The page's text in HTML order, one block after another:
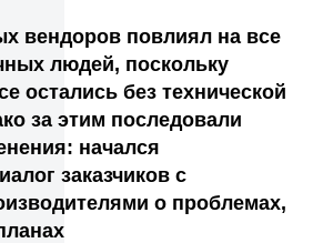
вендоров повлиял на все
людей, поскольку
остались без технической
за этим последовали
начался
заказчиков с
о проблемах,